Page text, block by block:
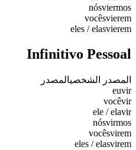
nósviermos
vocêsvierem
eles / elasvierem
Infinitivo Pessoal
المصدر الشخصيالمصدر
euvir
vocêvir
ele / elavir
nósvirmos
vocêsvirem
eles / elasvirem